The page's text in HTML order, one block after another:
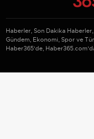
Haberler, Son Dakika
Gündem, Ekonomi, Spor ve
Haber365'de,